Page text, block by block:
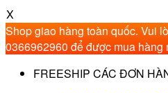
X
Shop giao hàng toàn quốc. Vui
0366962960 để được mua hàng
qua
FREESHIP CÁC ĐƠN